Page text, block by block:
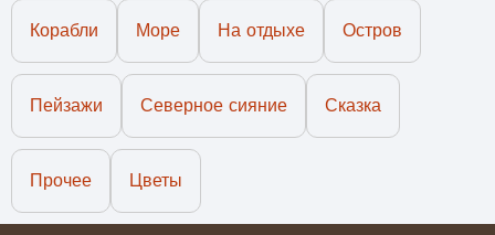
Корабли Море На отдыхе Остров
Пейзажи Северное сияние Сказка
Прочее Цветы